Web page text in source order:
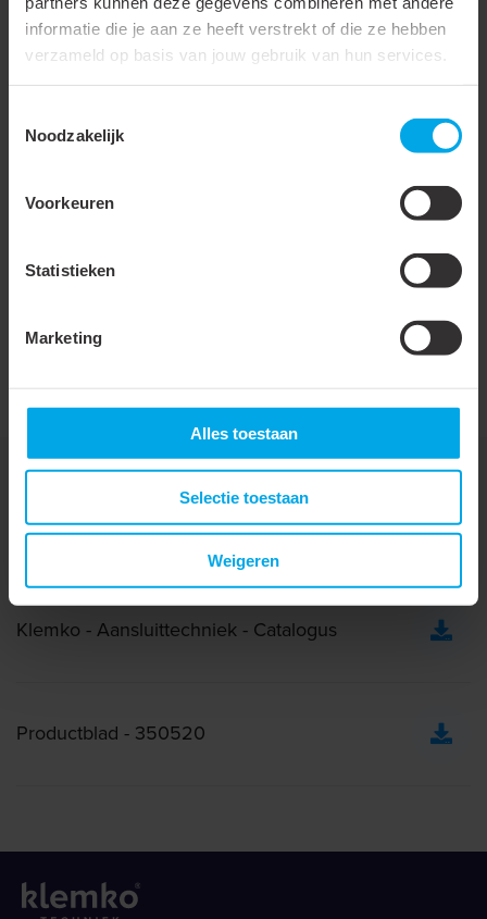
informatie die je aan ze heeft verstrekt of die ze hebben
verzameld op basis van jouw gebruik van hun services.
Noodzakelijk
Voorkeuren
Statistieken
Marketing
Alles toestaan
Selectie toestaan
Weigeren
Met zichtgat
Samenstelling geleider
Meerdere
Aantal bevestigingsgaten
DIN-norm
Downloads
Klemko - Aansluittechniek - Catalogus
Productblad - 350520